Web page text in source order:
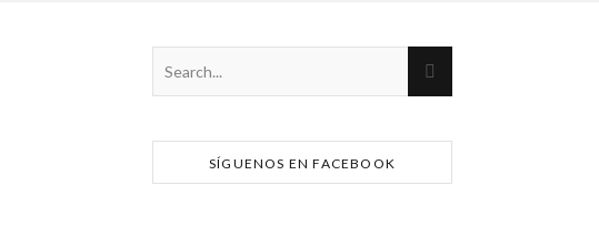
SÍGUENOS EN FACEBOOK